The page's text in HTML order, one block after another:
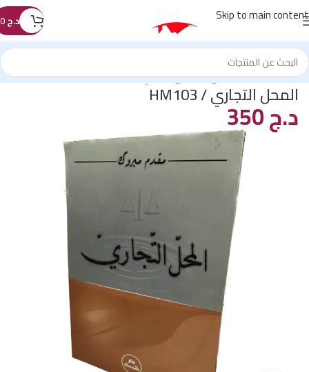
Skip to main content د.ج
الرئيسية/كتب القانون/القانون التجاري
المحل التجاري / HM103
د.ج350